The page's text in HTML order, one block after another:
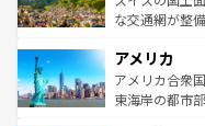
を参照してほ
戦など、本場
ンツ一覧を参
な交通網が整
の建物がその
博物館もあり
ことができる
アメリカ
アメリカ合衆
東海岸の都市